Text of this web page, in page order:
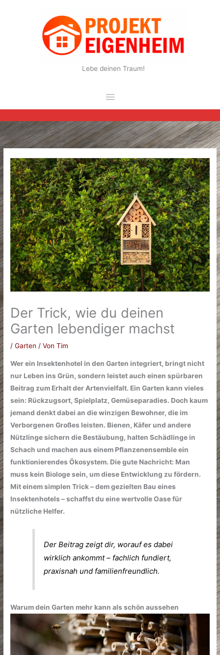
Lebe deinen Traum!
Hauptmenü
Der Trick, wie du deinen
Garten lebendiger machst
/Garten / VonTim
Wer ein Insektenhotel in den Garten integriert, bringt nicht
nur Leben ins Grün, sondern leistet auch einen spürbaren
Beitrag zum Erhalt der Artenvielfalt. Ein Garten kann vieles
sein: Rückzugsort, Spielplatz, Gemüseparadies. Doch kaum
jemand denkt dabei an die winzigen Bewohner, die im
Verborgenen Großes leisten. Bienen, Käfer und andere
Nützlinge sichern die Bestäubung, halten Schädlinge in
Schach und machen aus einem Pflanzenensemble ein
funktionierendes Ökosystem. Die gute Nachricht: Man
muss kein Biologe sein, um diese Entwicklung zu fördern.
Mit einem simplen Trick – dem gezielten Bau eines
Insektenhotels – schaffst du eine wertvolle Oase für
nützliche Helfer.
Der Beitrag zeigt dir, worauf es dabei
wirklich ankommt – fachlich fundiert,
praxisnah und familienfreundlich.
Warum dein Garten mehr kann als schön aussehen